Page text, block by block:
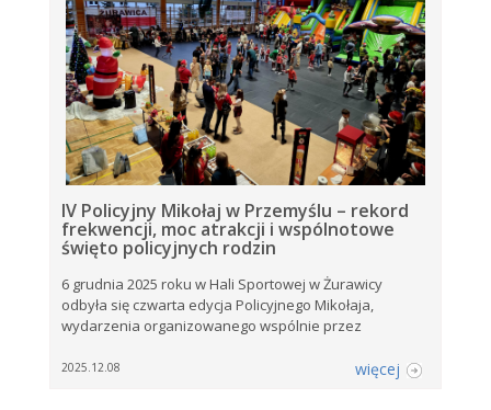
IV Policyjny Mikołaj w Przemyślu – rekord
frekwencji, moc atrakcji i wspólnotowe
święto policyjnych rodzin
6 grudnia 2025 roku w Hali Sportowej w Żurawicy
odbyła się czwarta edycja Policyjnego Mikołaja,
wydarzenia organizowanego wspólnie przez
2025.12.08 więcej